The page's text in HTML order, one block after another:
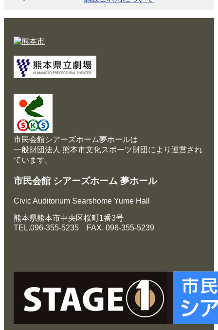
ク
ス
く
あ
る
ご
質
問
市民会館シアーズホーム夢ホールは
一般財団法人 熊本市文化スポーツ財団により運営され
ています。
市民会館 シアーズホーム 夢ホール
Civic Auditorium Searshome Yume Hall
熊本県熊本市中央区桜町1番3号
TEL.096-355-5235 FAX. 096-355-5239